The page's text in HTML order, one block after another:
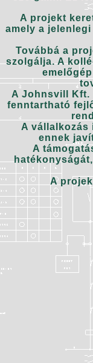
A projekt
amely a
Továbbá a
szolgálja. A
A Johnsvill Kft.
fenntartható
A vállalkozás
ennek
A
A